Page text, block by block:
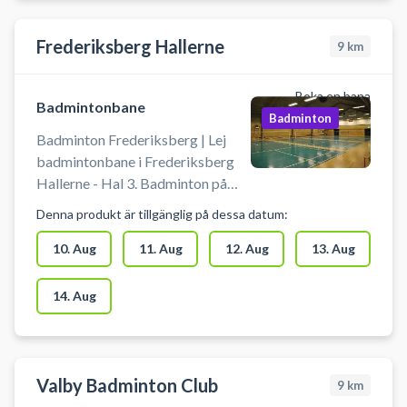
medbringe bolde og ketchere. Der
hallen.
Frederiksberg Hallerne 9 km
Boka en bana
Badmintonbane
Badminton Frederiksberg | Lej
badmintonbane i Frederiksberg
Hallerne - Hal 3. Badminton på
nemmere – find hurtigt en ledig
bane og spil badminton på
Frederiksberg. Frederiksberg-
hallerne, kendt som
Frederiksberghallerne og
Frederiksberg Hallen, er en
Frederiksberg. Badminton
banerne i Frederiksberghallen er
Badminton
Denna produkt är tillgänglig på dessa datum:
10. Aug 11. Aug 12. Aug 13. Aug
14. Aug
Valby Badminton Club 9 km